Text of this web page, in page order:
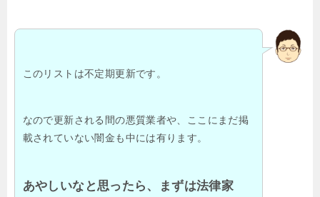
このリストは不定期更新です。
なので更新される間の悪質業者や、ここにまだ掲
載されていない闇金も中には有ります。
あやしいなと思ったら、まずは法律家